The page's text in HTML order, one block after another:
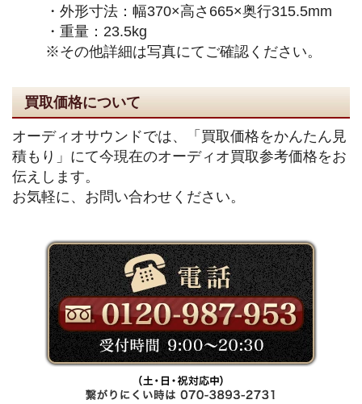
・外形寸法：幅370×高さ665×奥行315.5mm
・重量：23.5kg
※その他詳細は写真にてご確認ください。
買取価格について
オーディオサウンドでは、「買取価格をかんたん見
積もり」にて今現在のオーディオ買取参考価格をお
伝えします。
お気軽に、お問い合わせください。